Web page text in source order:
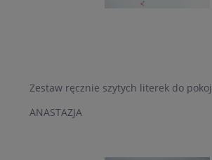
Zestaw ręcznie szytych literek do
ANASTAZJA